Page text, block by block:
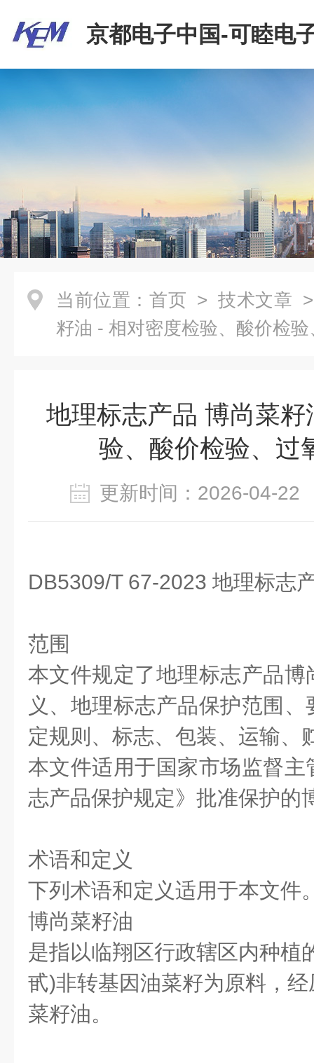
京都电子中国-可睦电
商贸有限公司
当前位置： 首页 > 技术文章
籽油 - 相对密度检验、酸价检
地理标志产品 博尚菜
验、酸价检验、过
更新时间：2026-04-
DB5309/T 67-2023 地理标志
范围
本文件规定了地理标志产品
义、地理标志产品保护范围
定规则、标志、包装、运输、
本文件适用于国家市场监督
志产品保护规定》批准保护的
术语和定义
下列术语和定义适用于本文件
博尚菜籽油
是指以临翔区行政辖区内种植
甙)非转基因油菜籽为原料，
菜籽油。